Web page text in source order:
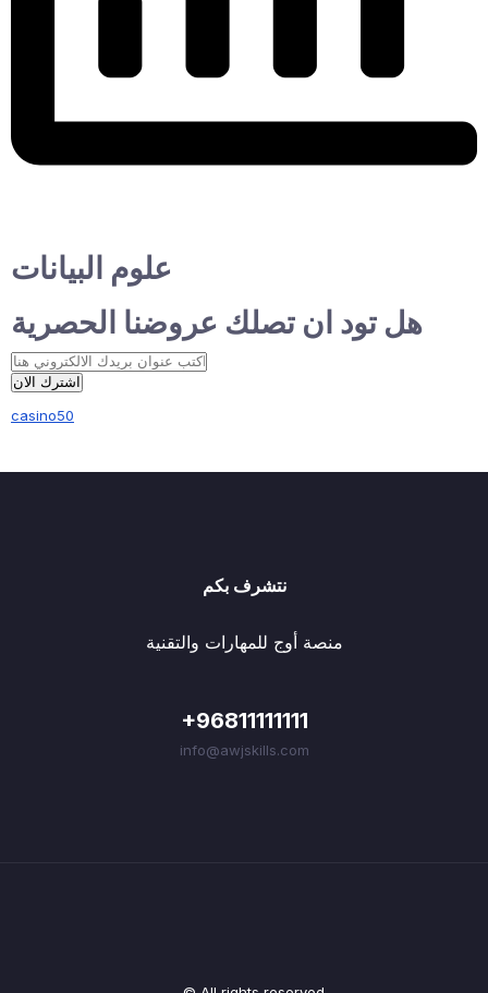
علوم البيانات
هل تود ان تصلك عروضنا الحصرية
اشترك الان
casino50
نتشرف بكم
منصة أوج للمهارات والتقنية
+96811111111
info@awjskills.com